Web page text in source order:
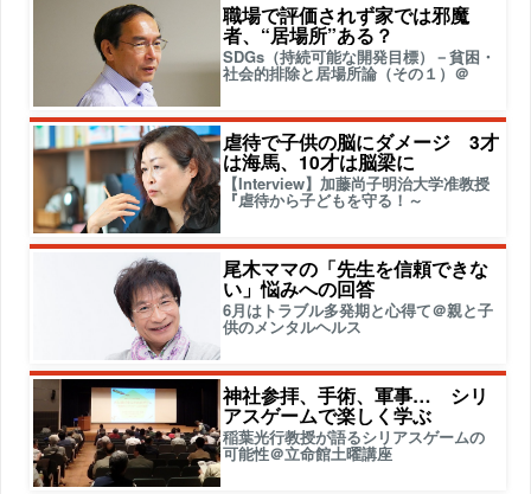
職場で評価されず家では邪魔
者、“居場所”ある？
SDGs（持続可能な開発目標）－貧困・
社会的排除と居場所論（その１）＠
虐待で子供の脳にダメージ 3才
は海馬、10才は脳梁に
【Interview】加藤尚子明治大学准教授
『虐待から子どもを守る！～
尾木ママの「先生を信頼できな
い」悩みへの回答
6月はトラブル多発期と心得て＠親と子
供のメンタルヘルス
神社参拝、手術、軍事… シリ
アスゲームで楽しく学ぶ
稲葉光行教授が語るシリアスゲームの
可能性＠立命館土曜講座